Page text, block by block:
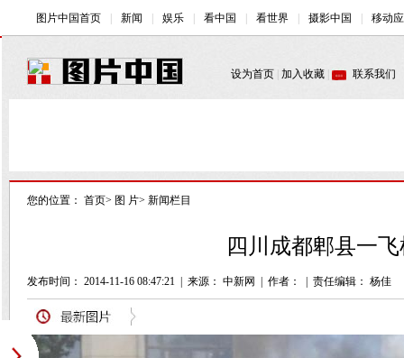
您的位置： 首页> 图 片> 新闻栏目
四川成都郫县一
发布时间： 2014-11-16 08:47:21 来源： 中新网 作者： 责任编辑： 杨佳